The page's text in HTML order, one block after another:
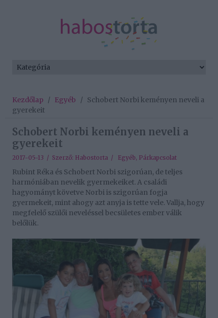
Kezdőlap / Egyéb / Schobert Norbi keményen neveli a
gyerekeit
Schobert Norbi keményen neveli a
gyerekeit
2017-05-13 / Szerző: Habostorta / Egyéb, Párkapcsolat
Rubint Réka és Schobert Norbi szigorúan, de teljes
harmóniában nevelik gyermekeiket. A családi
hagyományt követve Norbi is szigorúan fogja
gyermekeit, mint ahogy azt anyja is tette vele. Vallja, hogy
megfelelő szülői neveléssel becsületes ember válik
belőlük.